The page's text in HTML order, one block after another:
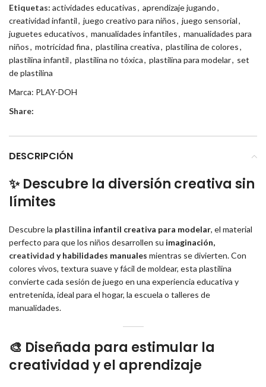
Etiquetas: actividades educativas, aprendizaje jugando,
creatividad infantil, juego creativo para niños, juego sensorial,
juguetes educativos, manualidades infantiles, manualidades para
niños, motricidad fina, plastilina creativa, plastilina de colores,
plastilina infantil, plastilina no tóxica, plastilina para modelar, set
de plastilina
Marca: PLAY-DOH
Share:
DESCRIPCIÓN
✨Descubre la diversión creativa sin
límites
Descubre la plastilina infantil creativa para modelar, el material
perfecto para que los niños desarrollen su imaginación,
creatividad y habilidades manuales mientras se divierten. Con
colores vivos, textura suave y fácil de moldear, esta plastilina
convierte cada sesión de juego en una experiencia educativa y
entretenida, ideal para el hogar, la escuela o talleres de
manualidades.
🎨 Diseñada para estimular la
creatividad y el aprendizaje